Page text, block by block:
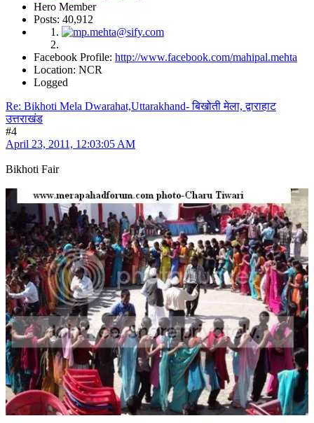
Hero Member
Posts: 40,912
Facebook Profile: http://www.facebook.com/mahipal.mehta
Location: NCR
Logged
Re: Bikhoti Mela Dwarahat,Uttarakhand- बिखोती मेला, द्वाराहाट
उत्तराखंड
#4
April 23, 2011, 12:03:05 AM
Bikhoti Fair